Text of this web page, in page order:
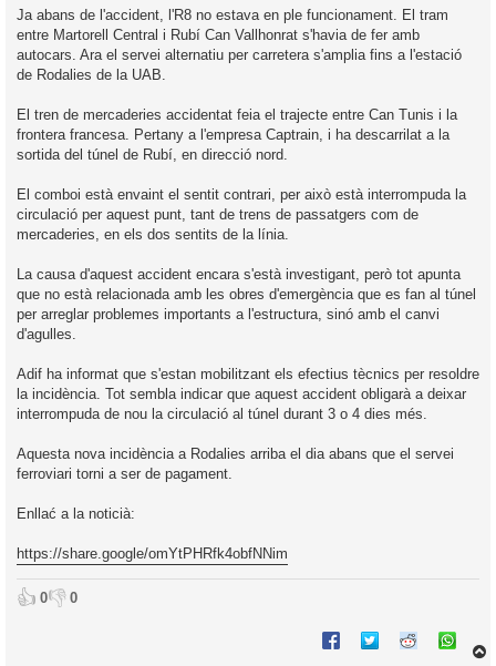
Ja abans de l'accident, l'R8 no estava en ple funcionament. El tram
entre Martorell Central i Rubí Can Vallhonrat s'havia de fer amb
autocars. Ara el servei alternatiu per carretera s'amplia fins a l'estació
de Rodalies de la UAB.
El tren de mercaderies accidentat feia el trajecte entre Can Tunis i la
frontera francesa. Pertany a l'empresa Captrain, i ha descarrilat a la
sortida del túnel de Rubí, en direcció nord.
El comboi està envaint el sentit contrari, per això està interrompuda la
circulació per aquest punt, tant de trens de passatgers com de
mercaderies, en els dos sentits de la línia.
La causa d'aquest accident encara s'està investigant, però tot apunta
que no està relacionada amb les obres d'emergència que es fan al túnel
per arreglar problemes importants a l'estructura, sinó amb el canvi
d'agulles.
Adif ha informat que s'estan mobilitzant els efectius tècnics per resoldre
la incidència. Tot sembla indicar que aquest accident obligarà a deixar
interrompuda de nou la circulació al túnel durant 3 o 4 dies més.
Aquesta nova incidència a Rodalies arriba el dia abans que el servei
ferroviari torni a ser de pagament.
Enllać a la noticià:
https://share.google/omYtPHRfk4obfNNim
👍 0👎 0